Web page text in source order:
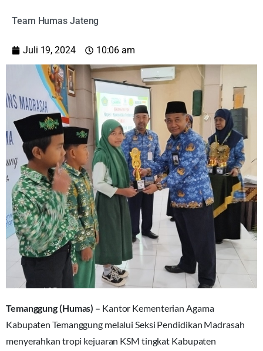
Team Humas Jateng
Juli 19, 2024 10:06 am
Temanggung (Humas) – Kantor Kementerian Agama
Kabupaten Temanggung melalui Seksi Pendidikan Madrasah
menyerahkan tropi kejuaran KSM tingkat Kabupaten